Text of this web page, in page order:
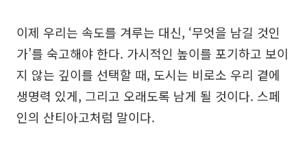
이제 우리는 속도를 겨루는 대신, ‘무엇을 남길 것인
가’를 숙고해야 한다. 가시적인 높이를 포기하고 보이
지 않는 깊이를 선택할 때, 도시는 비로소 우리 곁에
생명력 있게, 그리고 오래도록 남게 될 것이다. 스페
인의 산티아고처럼 말이다.